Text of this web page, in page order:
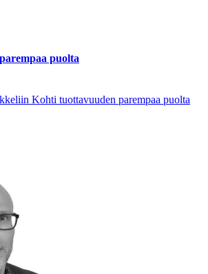
puolta
Kohti tuottavuuden parempaa puolta